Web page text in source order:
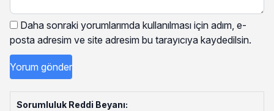
Daha sonraki yorumlarımda kullanılması için adım, e-
posta adresim ve site adresim bu tarayıcıya kaydedilsin.
Sorumluluk Reddi Beyanı: